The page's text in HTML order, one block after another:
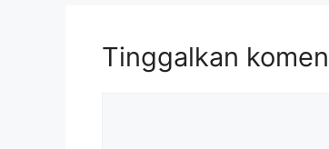
Tinggalkan